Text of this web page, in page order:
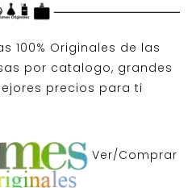
100% Originales de las
por catalogo, grandes
precios para ti
Ver/Comprar